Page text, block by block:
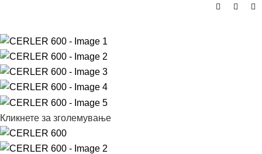
Кликнете за зголемување